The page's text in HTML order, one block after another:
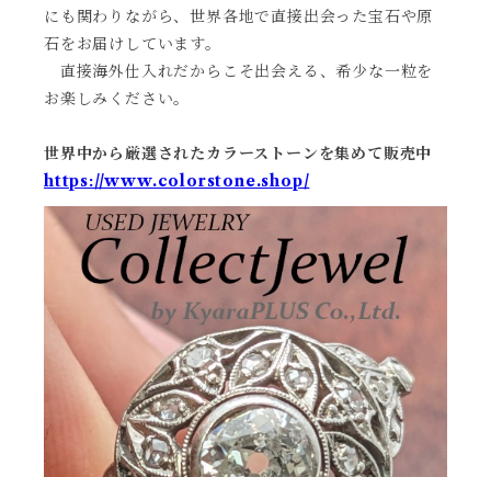
にも関わりながら、世界各地で直接出会った宝石や原
石をお届けしています。
直接海外仕入れだからこそ出会える、希少な一粒を
お楽しみください。
世界中から厳選されたカラーストーンを集めて販売中
https://www.colorstone.shop/